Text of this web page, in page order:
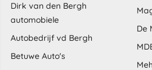
Dirk van den Bergh
automobiele
Autobedrijf vd Bergh
Betuwe Auto's
De